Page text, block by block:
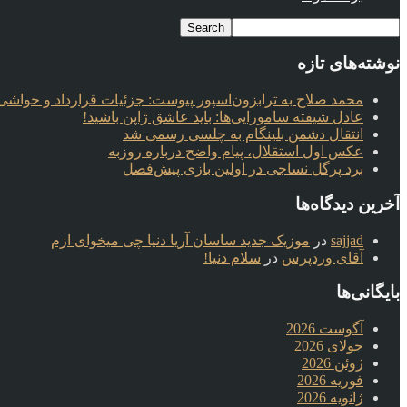
نوشته‌های تازه
محمد صلاح به ترابزون‌اسپور پیوست: جزئیات قرارداد و حواشی
عادل شیفته سامورایی‌ها: باید عاشق ژاپن باشید!
انتقال دشمن بلینگام به چلسی رسمی شد
عکس اول استقلال، پیام واضح درباره روزبه
برد پرگل نساجی در اولین بازی پیش‌فصل
آخرین دیدگاه‌ها
sajjad در موزیک جدید ساسان آریا دنیا چی میخوای ازم
آقای وردپرس در سلام دنیا!
بایگانی‌ها
آگوست 2026
جولای 2026
ژوئن 2026
فوریه 2026
ژانویه 2026